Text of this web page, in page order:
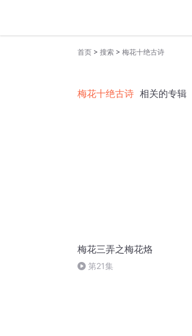
首页 > 搜索 > 梅花十绝古诗
梅花十绝古诗 相关的专辑
梅花三弄之梅花烙
第21集